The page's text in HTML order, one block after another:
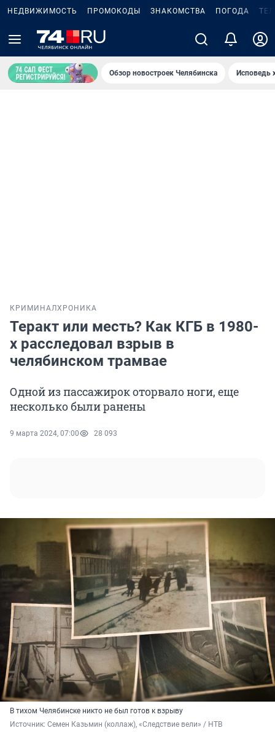
НЕДВИЖИМОСТЬ ПРОМОКОДЫ ЗНАКОМСТВА ПОГОДА
Обзор новостроек Челябинска Исповедь
КРИМИНАЛХРОНИКА
Теракт или месть? Как КГБ в 1980-
х расследовал взрыв в
челябинском трамвае
Одной из пассажирок оторвало ноги, еще
несколько были ранены
9 марта 2024, 07:00 28 093
В тихом Челябинске никто не был готов к взрыву
Источник: Семен Казьмин (коллаж), «Следствие вели» / НТВ